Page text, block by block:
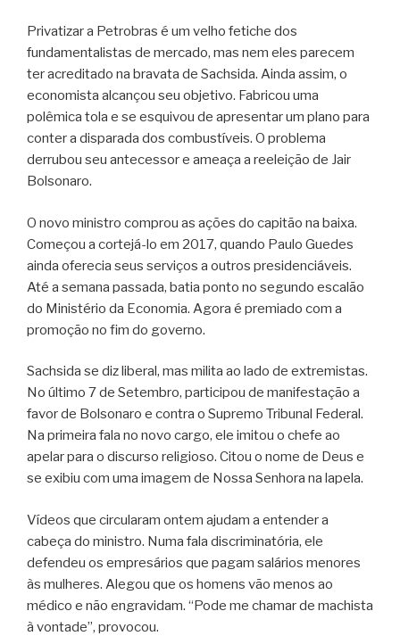
Privatizar a Petrobras é um velho fetiche dos
fundamentalistas de mercado, mas nem eles parecem
ter acreditado na bravata de Sachsida. Ainda assim, o
economista alcançou seu objetivo. Fabricou uma
polêmica tola e se esquivou de apresentar um plano para
conter a disparada dos combustíveis. O problema
derrubou seu antecessor e ameaça a reeleição de Jair
Bolsonaro.
O novo ministro comprou as ações do capitão na baixa.
Começou a cortejá-lo em 2017, quando Paulo Guedes
ainda oferecia seus serviços a outros presidenciáveis.
Até a semana passada, batia ponto no segundo escalão
do Ministério da Economia. Agora é premiado com a
promoção no fim do governo.
Sachsida se diz liberal, mas milita ao lado de extremistas.
No último 7 de Setembro, participou de manifestação a
favor de Bolsonaro e contra o Supremo Tribunal Federal.
Na primeira fala no novo cargo, ele imitou o chefe ao
apelar para o discurso religioso. Citou o nome de Deus e
se exibiu com uma imagem de Nossa Senhora na lapela.
Vídeos que circularam ontem ajudam a entender a
cabeça do ministro. Numa fala discriminatória, ele
defendeu os empresários que pagam salários menores
às mulheres. Alegou que os homens vão menos ao
médico e não engravidam. “Pode me chamar de machista
à vontade”, provocou.